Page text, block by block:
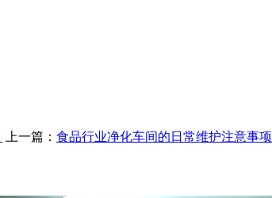
上一篇： 食品行业净化车间的日常维护注意事项